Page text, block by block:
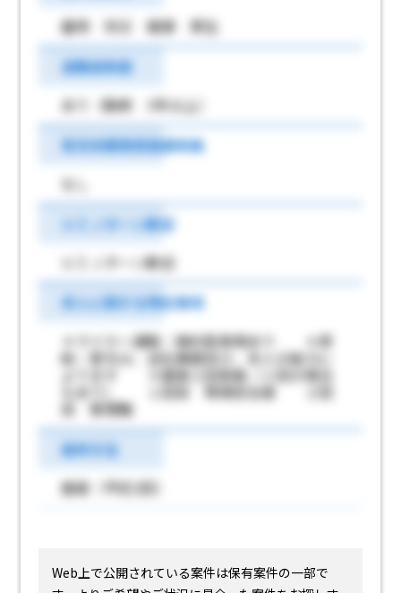
雇用 労災 健康 厚生
退職金制度
あり（勤続 3年以上）
育児休業取得実績有無
なし
ＵＩＪターン歓迎
ＵＩＪターン歓迎
求人に関する特記事項
＊マイカー通勤：無料駐車場あり ＊昇
給・賞与は、会社業績及び、本人の能力に
よります ＊面接２回実施（１回の場合
もあり） １回目 現場担当者 ２回
目 管理職
選考方法
面接（予定2回）
Web上で公開されている案件は保有案件の一部で